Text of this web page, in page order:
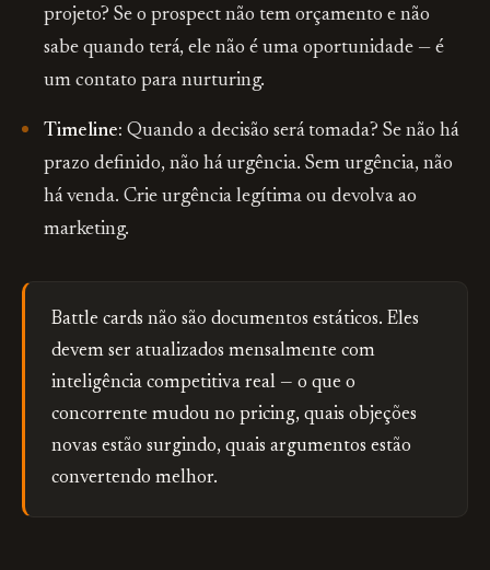
projeto? Se o prospect não tem orçamento e não
sabe quando terá, ele não é uma oportunidade — é
um contato para nurturing.
Timeline: Quando a decisão será tomada? Se não há
prazo definido, não há urgência. Sem urgência, não
há venda. Crie urgência legítima ou devolva ao
marketing.
Battle cards não são documentos estáticos. Eles
devem ser atualizados mensalmente com
inteligência competitiva real — o que o
concorrente mudou no pricing, quais objeções
novas estão surgindo, quais argumentos estão
convertendo melhor.